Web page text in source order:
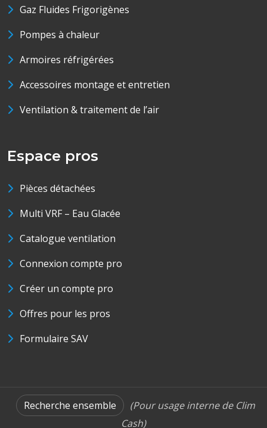
Gaz Fluides Frigorigènes
Pompes à chaleur
Armoires réfrigérées
Accessoires montage et entretien
Ventilation & traitement de l’air
Espace pros
Pièces détachées
Multi VRF – Eau Glacée
Catalogue ventilation
Connexion compte pro
Créer un compte pro
Offres pour les pros
Formulaire SAV
Recherche ensemble
(Pour usage interne de Clim
Cash)